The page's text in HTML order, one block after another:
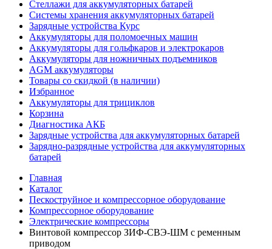
Стеллажи для аккумуляторных батарей
Системы хранения аккумуляторных батарей
Зарядные устройства Курс
Аккумуляторы для поломоечных машин
Аккумуляторы для гольфкаров и электрокаров
Аккумуляторы для ножничных подъемников
AGM аккумуляторы
Товары со скидкой (в наличии)
Избранное
Аккумуляторы для трициклов
Корзина
Диагностика АКБ
Зарядные устройства для аккумуляторных батарей
Зарядно-разрядные устройства для аккумуляторных
батарей
Главная
Каталог
Пескоструйное и компрессорное оборудование
Компрессорное оборудование
Электрические компрессоры
Винтовой компрессор ЗИФ-СВЭ-ШМ с ременным
приводом